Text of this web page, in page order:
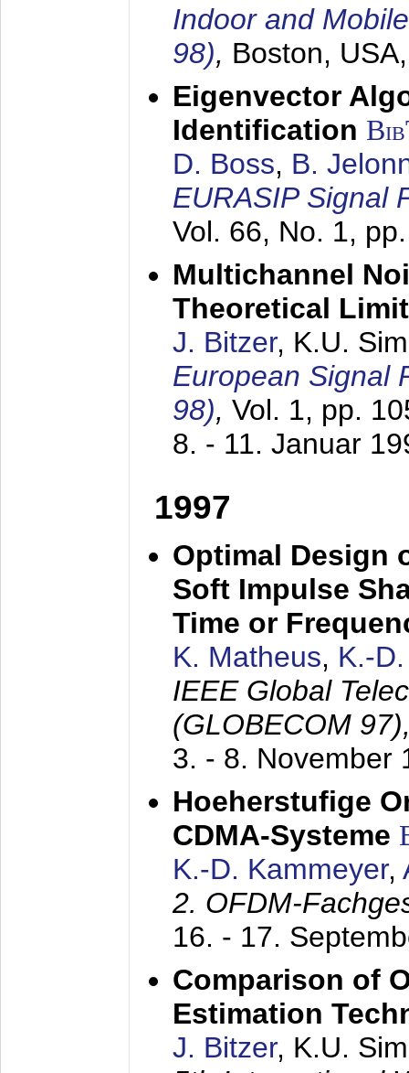
Indoor and
98), Boston,
Eigenvector
Identification
D. Boss, B.
EURASIP Signal
Vol. 66, No. 1,
Multichannel
Theoretical
J. Bitzer, K.U.
European Signal
98), Vol. 1, pp.
8. - 11. Januar
1997
Optimal Design
Soft Impulse
Time or
K. Matheus, K.-
IEEE Global
(GLOBECOM
3. - 8. November
Hoeherstufige
CDMA-Systeme
K.-D. Kammeyer,
2. OFDM-
16. - 17.
Comparison of
Estimation
J. Bitzer, K.U.